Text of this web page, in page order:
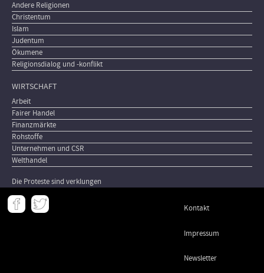
Andere Religionen
Christentum
Islam
Judentum
Ökumene
Religionsdialog und -konflikt
WIRTSCHAFT
Arbeit
Fairer Handel
Finanzmärkte
Rohstoffe
Unternehmen und CSR
Welthandel
Die Proteste sind verklungen
Meta
- Kontakt
Impressum
Newsletter